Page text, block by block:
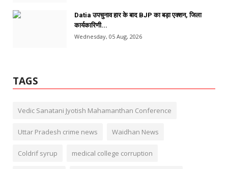
Datia उपचुनाव हार के बाद BJP का बड़ा एक्शन, जिला
कार्यकारिणी...
Wednesday, 05 Aug, 2026
TAGS
Vedic Sanatani Jyotish Mahamanthan Conference
Uttar Pradesh crime news Waidhan News
Coldrif syrup medical college corruption